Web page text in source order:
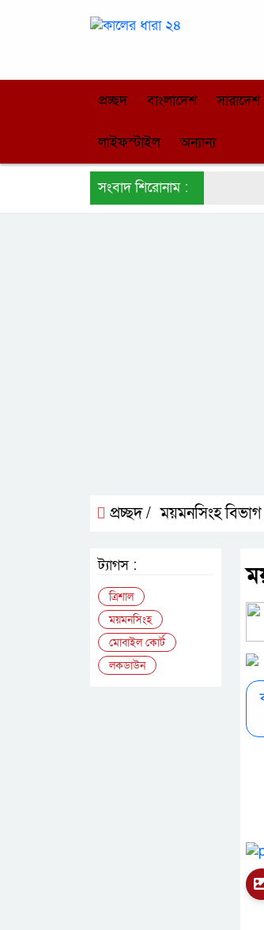
প্রচ্ছদ বাংলাদেশ সারাদেশ
লাইফস্টাইল অন্যান্য
সংবাদ শিরোনাম :
প্রচ্ছদ / ময়মনসিংহ বিভাগ
ট্যাগস :
ত্রিশাল
ময়মনসিংহ
মোবাইল কোর্ট
লকডাউন